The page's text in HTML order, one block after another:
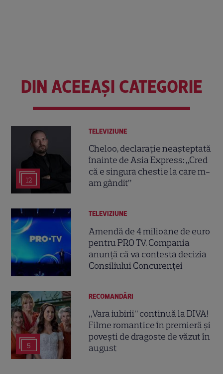
DIN ACEEAȘI CATEGORIE
12
TELEVIZIUNE
Cheloo, declarație neașteptată
înainte de Asia Express: „Cred
că e singura chestie la care m-
am gândit”
TELEVIZIUNE
Amendă de 4 milioane de euro
pentru PRO TV. Compania
anunță că va contesta decizia
Consiliului Concurenței
5
RECOMANDĂRI
„Vara iubirii” continuă la DIVA!
Filme romantice în premieră și
povești de dragoste de văzut în
august